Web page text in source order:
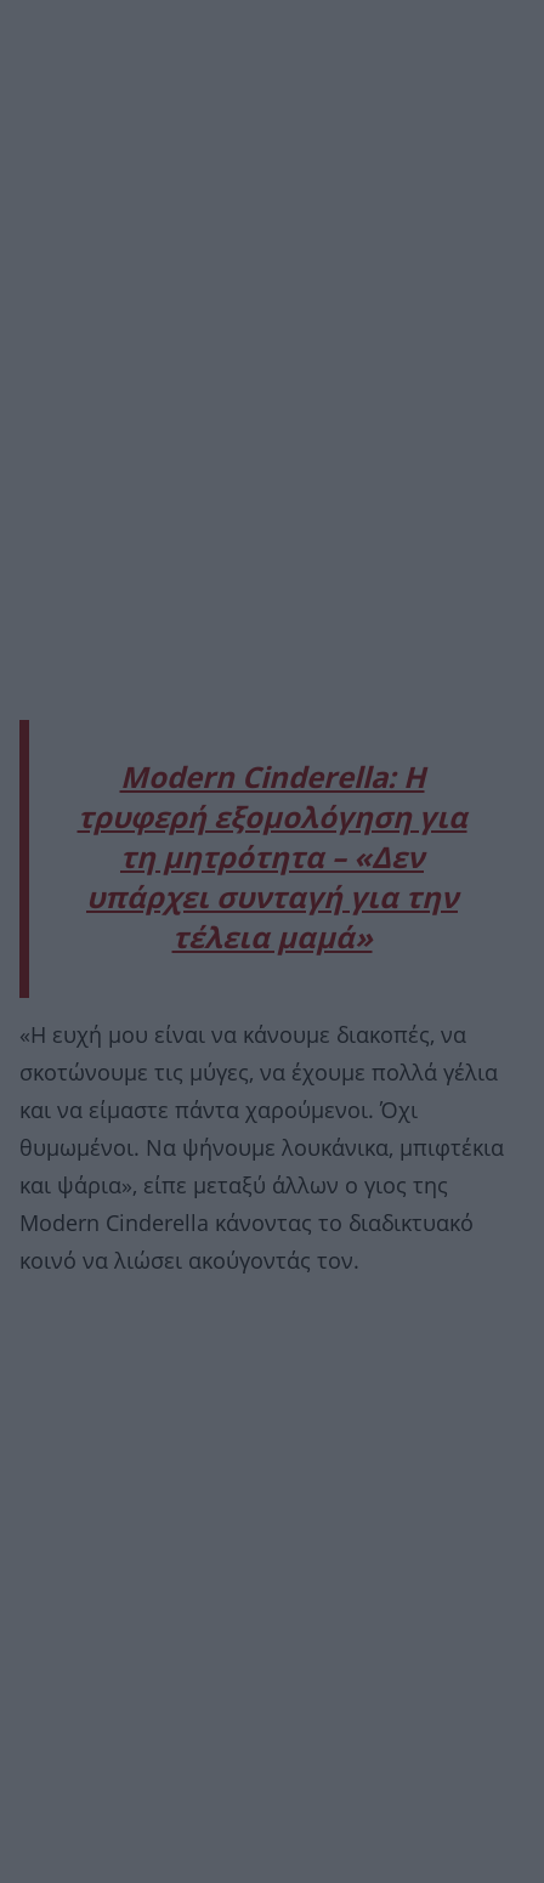
Modern Cinderella: Η
τρυφερή εξομολόγηση για
τη μητρότητα – «Δεν
υπάρχει συνταγή για την
τέλεια μαμά»
«Η ευχή μου είναι να κάνουμε διακοπές, να
σκοτώνουμε τις μύγες, να έχουμε πολλά γέλια
και να είμαστε πάντα χαρούμενοι. Όχι
θυμωμένοι. Να ψήνουμε λουκάνικα, μπιφτέκια
και ψάρια», είπε μεταξύ άλλων ο γιος της
Modern Cinderella κάνοντας το διαδικτυακό
κοινό να λιώσει ακούγοντάς τον.